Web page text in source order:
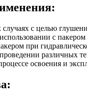
случаях с целью
с пакером
при
различных
освоения и